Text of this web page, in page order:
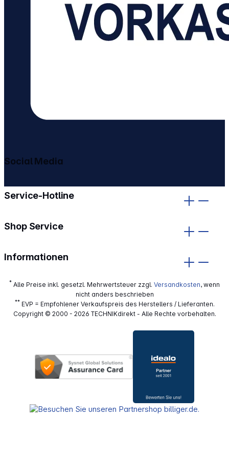
Service-Hotline
Shop Service
Informationen
Social Media
* Alle Preise inkl. gesetzl. Mehrwertsteuer zzgl. Versandkosten, wenn
nicht anders beschrieben
**EVP = Empfohlener Verkaufspreis des Herstellers / Lieferanten.
Copyright © 2000 - 2026 TECHNIKdirekt - Alle Rechte vorbehalten.